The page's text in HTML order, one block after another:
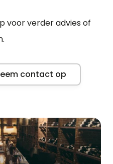
voor verder advies of
contact op